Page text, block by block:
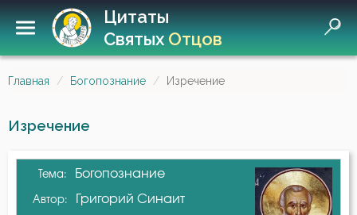
Цитаты
СвятыхОтцов
Главная Богопознание Изречение
Изречение
Тема: Богопознание
Автор: Григорий Синаит